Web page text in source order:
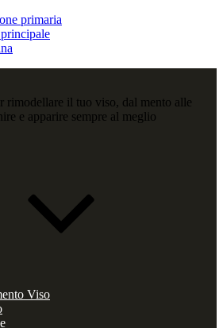
primaria
il tuo viso, dal mento alle
e apparire sempre al meglio
Viso